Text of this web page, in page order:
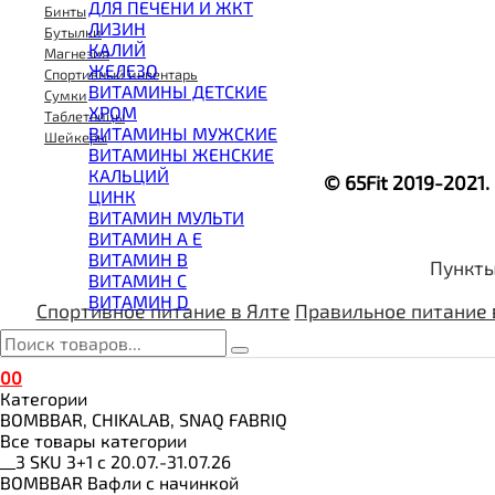
ВОССТАНОВИТЕЛИ
ГЕЙНЕР
ГИАЛУРОНОВАЯ КИСЛОТА
ГЛЮТАМИН
ГУАРАНА
ДЛЯ СУСТАВОВ И СВЯЗОК
ДОБАВКИ ДЛЯ СНА
ЖИРОСЖИГАТЕЛИ
КОЛЛАГЕН
КОЭНЗИМ Q10
КРЕАТИН
ПОЛЕЗНЫЕ ЖИРЫ
ПРОТЕИН
ПРОТЕИНОВОЕ ПЕЧЕНЬЕ
ПРОТЕИНОВЫЕ БАТОНЧИКИ
ПРОТЕИНОВЫЕ КАШИ
ТЕСТОБУСТЕРЫ
ЭНЕРГЕТИКИ И ЖИРОСЖИГАТЕЛИ#
ДЛЯ ПЕЧЕНИ И ЖКТ
ЛИЗИН
КАЛИЙ
ЖЕЛЕЗО
ВИТАМИНЫ ДЕТСКИЕ
ХРОМ
ВИТАМИНЫ МУЖСКИЕ
ВИТАМИНЫ ЖЕНСКИЕ
КАЛЬЦИЙ
ЦИНК
ВИТАМИН МУЛЬТИ
ВИТАМИН A E
ВИТАМИН B
ВИТАМИН C
ВИТАМИН D
Бинты
Бутылки
Магнезия
Спортивный инвентарь
Сумки
Таблетницы
Шейкеры
© 65Fit 2019-
Спортивное питание в Ялте Правильное питание
00
Категории
BOMBBAR, CHIKALAB, SNAQ FABRIQ
Все товары категории
__3 SKU 3+1 с 20.07.-31.07.26
BOMBBAR Вафли с начинкой